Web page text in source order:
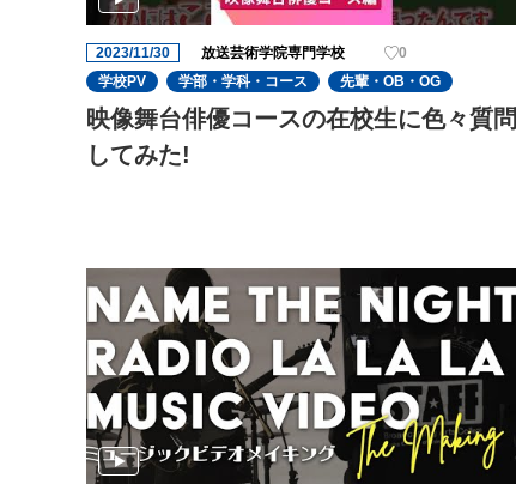
2023/11/30 放送芸術学院専門学校
0
学校PV
学部・学科・コース 先輩・OB・OG
映像舞台俳優コースの在校生に色々質問
してみた!